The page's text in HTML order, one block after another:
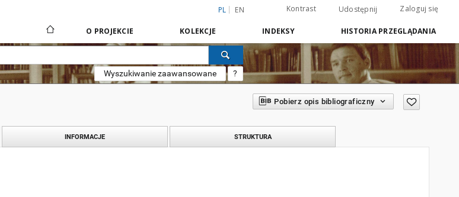
PL EN Kontrast Udostępnij Zaloguj się
O PROJEKCIE KOLEKCJE INDEKSY HISTORIA PRZEGLĄDANIA
Wyszukiwanie zaawansowane ?
Pobierz opis bibliograficzny
INFORMACJE STRUKTURA